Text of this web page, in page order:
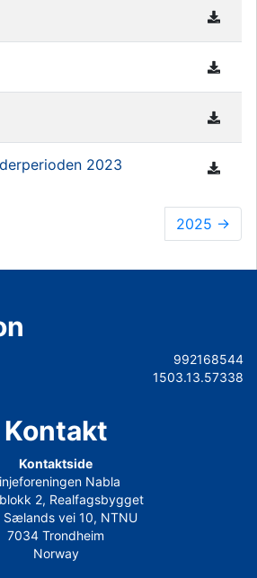
2023
2025 →
992168544
1503.13.57338
Kontakt
Kontaktside
Nabla
2, Realfagsbygget
Sælands vei 10, NTNU
7034 Trondheim
Norway